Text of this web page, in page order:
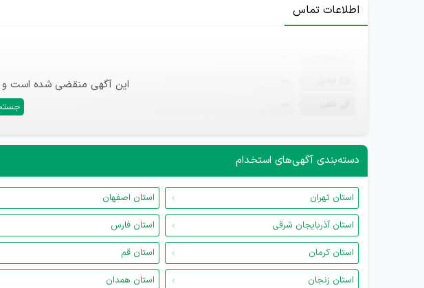
اطلاعات تماس
این آگهی منقضی شده است و
دسته‌بندی آگهی‌های استخدام
استان تهران استان اصفهان
استان آذربایجان شرقی
استان فارس
استان کرمان
استان قم
استان زنجان
استان همدان